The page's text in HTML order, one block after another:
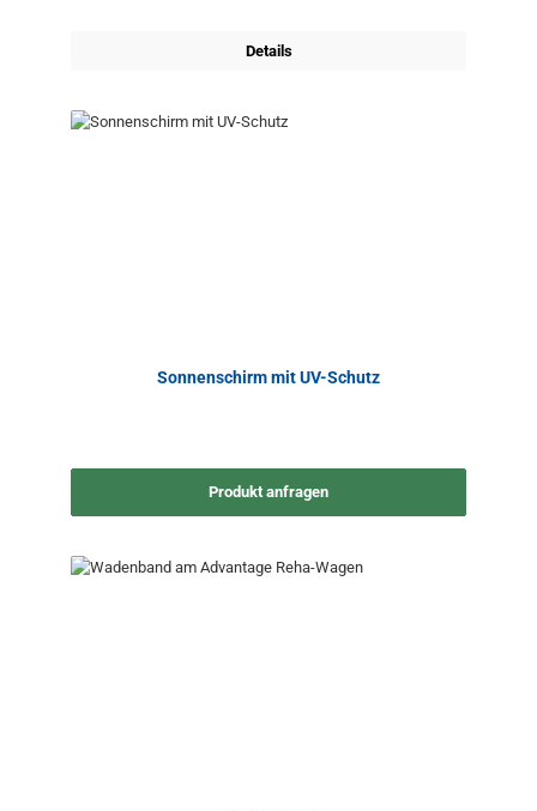
Details
Sonnenschirm mit UV-Schutz
Produkt anfragen